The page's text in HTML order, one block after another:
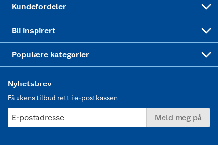
Kundefordeler
Bli inspirert
Populære kategorier
Nyhetsbrev
Få ukens tilbud rett i e-postkassen
E-postadresse Meld meg på